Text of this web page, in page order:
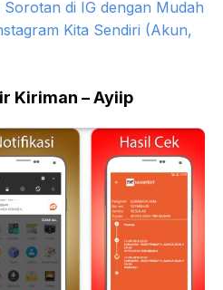
di IG dengan Mudah
Kita Sendiri (Akun,
Kiriman – Ayiip